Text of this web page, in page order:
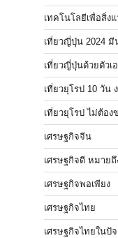
เทคโนโลยีเพื่อสิ่ง
เที่ยวญี่ปุ่น 2024 มี
เที่ยวญี่ปุ่นด้วยตัวเ
เที่ยวยุโรป 10 วัน
เที่ยวยุโรป ไม่ต้อง
เศรษฐกิจจีน
เศรษฐกิจดี หมายถึ
เศรษฐกิจพอเพียง
เศรษฐกิจไทย
เศรษฐกิจไทยในปั